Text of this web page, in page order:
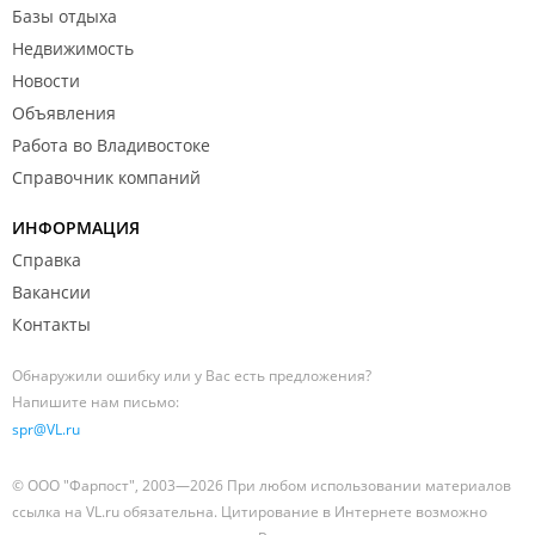
Базы отдыха
Недвижимость
Новости
Объявления
Работа во Владивостоке
Справочник компаний
ИНФОРМАЦИЯ
Справка
Вакансии
Контакты
Обнаружили ошибку или у Вас есть предложения?
Напишите нам письмо:
spr@VL.ru
© ООО "Фарпост", 2003—2026 При любом использовании материалов
ссылка на VL.ru обязательна. Цитирование в Интернете возможно